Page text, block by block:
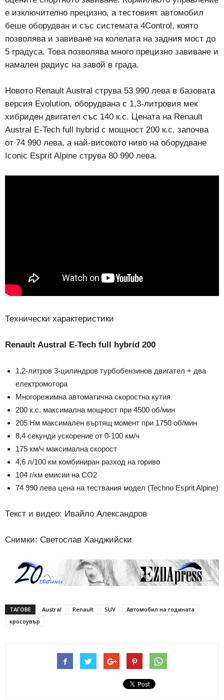
е изключително прецизно, а тестовият автомобил
беше оборудван и със системата 4Control, която
позволява и завиване на колелата на задния мост до
5 градуса. Това позволява много прецизно завиване и
намален радиус на завой в града.
Новото Renault Austral струва 53 990 лева в базовата
версия Evolution, оборудвана с 1,3-литровия мек
хибриден двигател със 140 к.с. Цената на Renault
Austral E-Tech full hybrid с мощност 200 к.с. започва
от 74 990 лева, а най-високото ниво на оборудване
Iconic Esprit Alpine струва 80 990 лева.
Технически характеристики
Renault Austral E-Tech full hybrid 200
1,2-литров 3-цилиндров турбобензинов двигател + два
електромотора
Многорежимна автоматична скоростна кутия
200 к.с. максимална мощност при 4500 об/мин
205 Нм максимален въртящ момент при 1750 об/мин
8,4 секунди ускорение от 0-100 км/ч
175 км/ч максимална скорост
4,6 л/100 км комбиниран разход на гориво
104 г/км емисии на СО2
74 990 лева цена на тествания модел (Techno Esprit Alpine)
Текст и видео: Ивайло Александров
Снимки: Светослав Ханджийски
ТАГОВЕ Austral Renault SUV
Автомобил на годината
кросоувър